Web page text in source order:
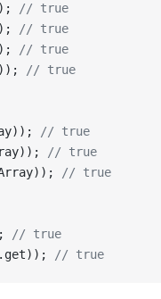
// true
// true
// true
// true
// true
// true
// true
// true
// true